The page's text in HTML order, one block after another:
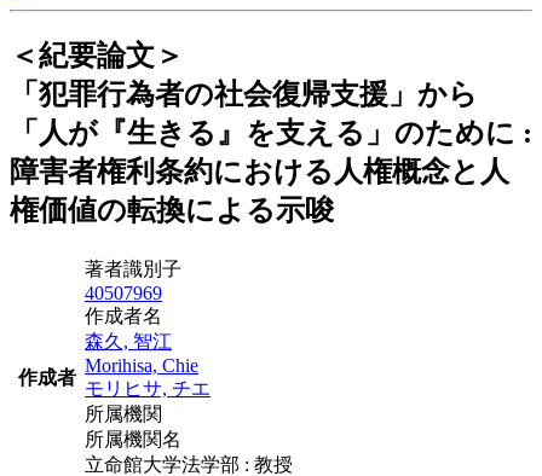
＜紀要論文＞
「犯罪行為者の社会復帰支援」から
「人が『生きる』を支える」のために :
障害者権利条約における人権概念と人
権価値の転換による示唆
作成者
著者識別子
40507969
作成者名
森久, 智江
Morihisa, Chie
モリヒサ, チエ
所属機関
所属機関名
立命館大学法学部 : 教授